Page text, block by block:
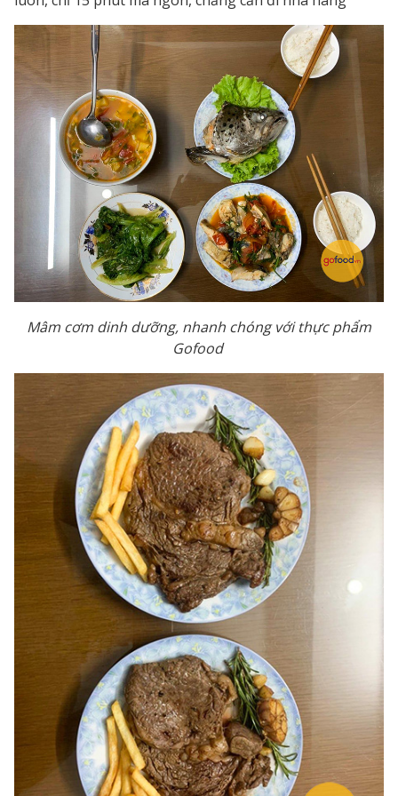
Mâm cơm dinh dưỡng, nhanh chóng với thực phẩm
Gofood